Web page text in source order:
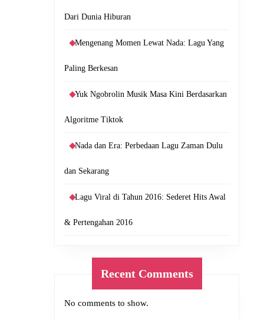
Dari Dunia Hiburan
Mengenang Momen Lewat Nada: Lagu Yang
Paling Berkesan
Yuk Ngobrolin Musik Masa Kini Berdasarkan
Algoritme Tiktok
Nada dan Era: Perbedaan Lagu Zaman Dulu
dan Sekarang
Lagu Viral di Tahun 2016: Sederet Hits Awal
& Pertengahan 2016
Recent Comments
No comments to show.